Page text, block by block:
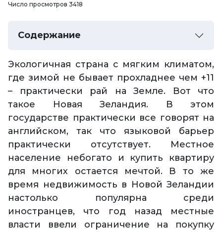
Число просмотров 3418
Содержание
Экологичная страна с мягким климатом,
где зимой не бывает прохладнее чем +11
– практически рай на Земле. Вот что
такое Новая Зеландия. В этом
государстве практически все говорят на
английском, так что языковой барьер
практически отсутствует. Местное
население небогато и купить квартиру
для многих остается мечтой. В то же
время недвижимость в Новой Зеландии
настолько популярна среди
иностранцев, что год назад местные
власти ввели ограничение на покупку